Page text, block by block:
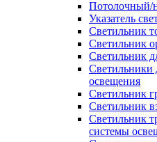
Потолочный/
Указатель
Светильник
Светильник
Светильник
Светильники
освещения
Светильник
Светильник
Светильник
системы